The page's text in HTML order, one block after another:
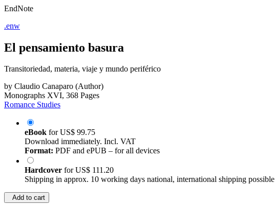
EndNote
.enw
El pensamiento basura
Transitoriedad, materia, viaje y mundo periférico
by Claudio Canaparo (Author)
Monographs XVI, 368 Pages
Romance Studies
eBook forUS$ 99.75
Download immediately. Incl. VAT
Format: PDF and ePUB – for all devices
Hardcover forUS$ 111.20
Shipping in approx. 10 working days national, international shipping possible
Add to cart